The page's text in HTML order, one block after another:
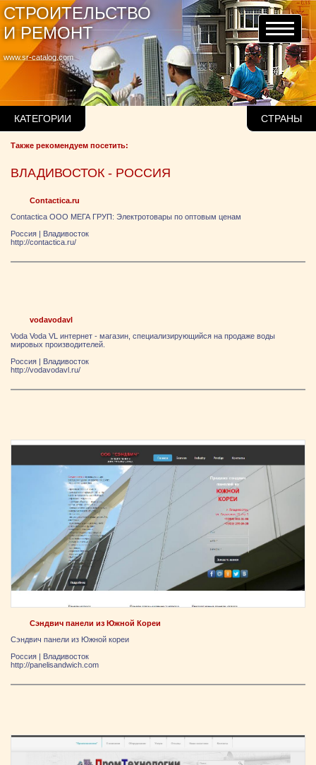
www.sr-catalog.com
СТРОИТЕЛЬСТВО
И РЕМОНТ
КАТЕГОРИИ СТРАНЫ
Также рекомендуем посетить:
ВЛАДИВОСТОК - РОССИЯ
Сontactica.ru
Contactica ООО МЕГА ГРУП: Электротовары по оптовым ценам
Россия | Владивосток
http://contactica.ru/
vodavodavl
Voda Voda VL интернет - магазин, специализирующийся на продаже воды
мировых производителей.
Россия | Владивосток
http://vodavodavl.ru/
Сэндвич панели из Южной Кореи
Сэндвич панели из Южной кореи
Россия
Владивосток
http://panelisandwich.com